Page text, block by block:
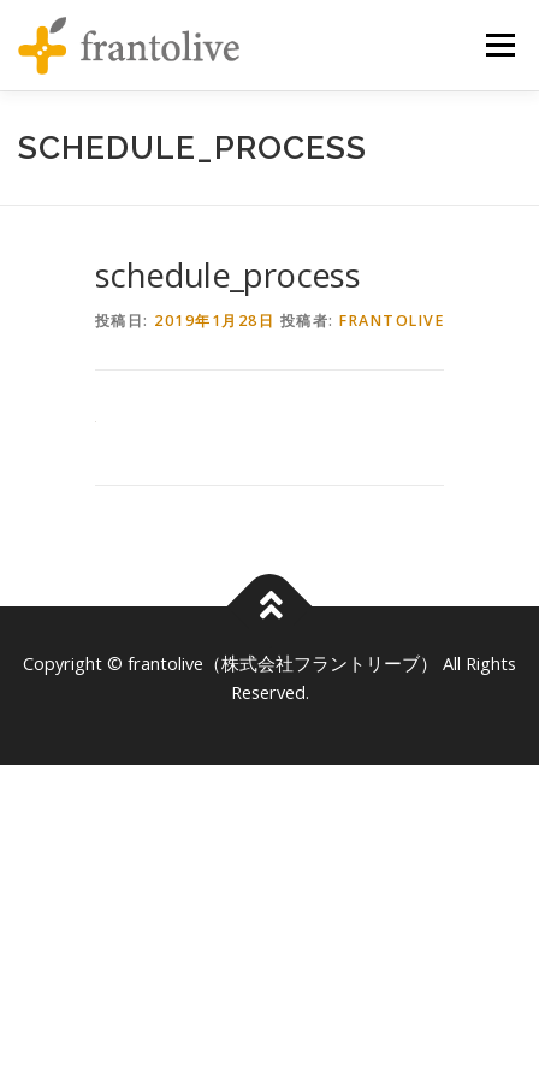
コンテンツへスキップ
メニュ
SCHEDULE_PROCESS
schedule_process
投稿日: 2019年1月28日 投稿者:FRANTOLIVE
Copyright © frantolive（株式会社フラントリーブ） All Rights
Reserved.